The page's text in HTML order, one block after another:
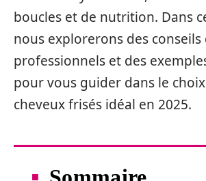
boucles et de nutrition. Dans
nous explorerons des conseils
professionnels et des
pour vous guider dans le
cheveux frisés idéal en 2025.